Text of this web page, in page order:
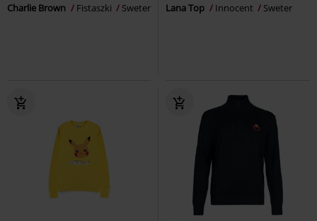
Charlie Brown Fistaszki Sweter Lana Top Innocent Sweter